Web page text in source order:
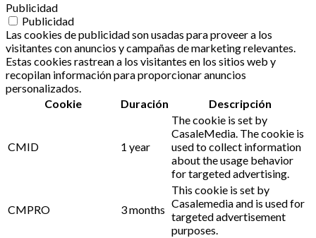
Publicidad
Publicidad
Las cookies de publicidad son usadas para proveer a los
visitantes con anuncios y campañas de marketing relevantes.
Estas cookies rastrean a los visitantes en los sitios web y
recopilan información para proporcionar anuncios
personalizados.
Cookie
Duración Descripción
CMID 1 year
The cookie is set by
CasaleMedia. The cookie is
used to collect information
about the usage behavior
for targeted advertising.
CMPRO 3 months
This cookie is set by
Casalemedia and is used for
targeted advertisement
purposes.